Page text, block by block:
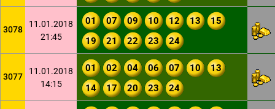
3078
11.01.2018
21:45
01 07 09 10 12 13
15
19
21 22 23 24
3077
11.01.2018
14:15
01 02 04 06 07 10
13
14
17 20 23 24